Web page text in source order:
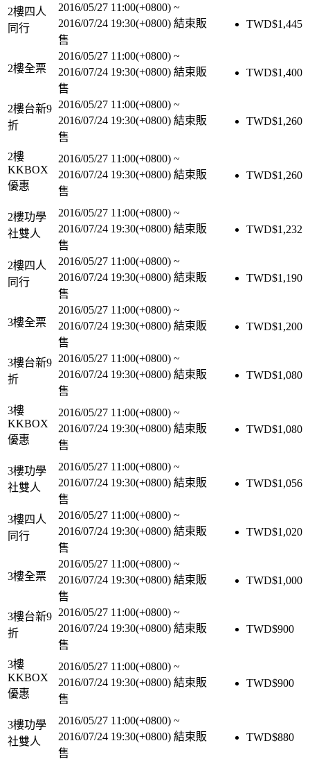
2樓四人
同行
2016/05/27 11:00(+0800) ~
2016/07/24 19:30(+0800) 結束販
售
TWD$1,445
2樓全票
2016/05/27 11:00(+0800) ~
2016/07/24 19:30(+0800) 結束販
售
TWD$1,400
2樓台新9
折
2016/05/27 11:00(+0800) ~
2016/07/24 19:30(+0800) 結束販
售
TWD$1,260
2樓
KKBOX
優惠
2016/05/27 11:00(+0800) ~
2016/07/24 19:30(+0800) 結束販
售
TWD$1,260
2樓功學
社雙人
2016/05/27 11:00(+0800) ~
2016/07/24 19:30(+0800) 結束販
售
TWD$1,232
2樓四人
同行
2016/05/27 11:00(+0800) ~
2016/07/24 19:30(+0800) 結束販
售
TWD$1,190
3樓全票
2016/05/27 11:00(+0800) ~
2016/07/24 19:30(+0800) 結束販
售
TWD$1,200
3樓台新9
折
2016/05/27 11:00(+0800) ~
2016/07/24 19:30(+0800) 結束販
售
TWD$1,080
3樓
KKBOX
優惠
2016/05/27 11:00(+0800) ~
2016/07/24 19:30(+0800) 結束販
售
TWD$1,080
3樓功學
社雙人
2016/05/27 11:00(+0800) ~
2016/07/24 19:30(+0800) 結束販
售
TWD$1,056
3樓四人
同行
2016/05/27 11:00(+0800) ~
2016/07/24 19:30(+0800) 結束販
售
TWD$1,020
3樓全票
2016/05/27 11:00(+0800) ~
2016/07/24 19:30(+0800) 結束販
售
TWD$1,000
3樓台新9
折
2016/05/27 11:00(+0800) ~
2016/07/24 19:30(+0800) 結束販
售
TWD$900
3樓
KKBOX
優惠
2016/05/27 11:00(+0800) ~
2016/07/24 19:30(+0800) 結束販
售
TWD$900
3樓功學
社雙人
2016/05/27 11:00(+0800) ~
2016/07/24 19:30(+0800) 結束販
售
TWD$880